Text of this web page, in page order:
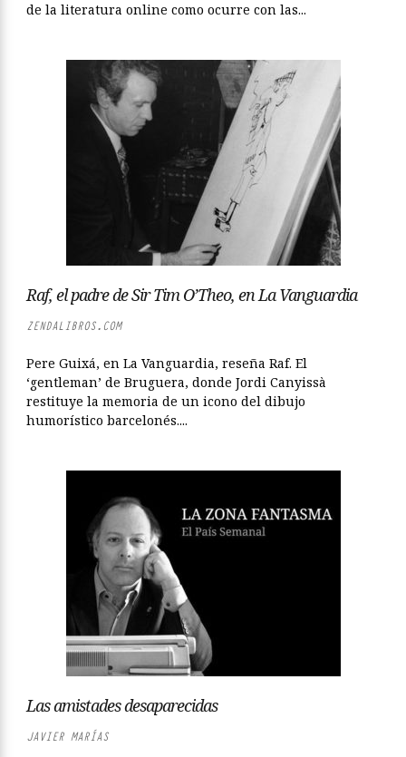
de la literatura online como ocurre con las...
Raf, el padre de Sir Tim O’Theo, en La Vanguardia
ZENDALIBROS.COM
Pere Guixá, en La Vanguardia, reseña Raf. El
‘gentleman’ de Bruguera, donde Jordi Canyissà
restituye la memoria de un icono del dibujo
humorístico barcelonés....
Las amistades desaparecidas
JAVIER MARÍAS